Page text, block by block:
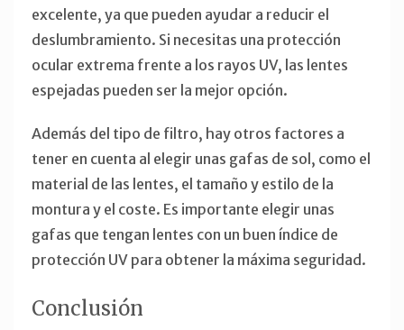
excelente, ya que pueden ayudar a reducir el
deslumbramiento. Si necesitas una protección
ocular extrema frente a los rayos UV, las lentes
espejadas pueden ser la mejor opción.
Además del tipo de filtro, hay otros factores a
tener en cuenta al elegir unas gafas de sol, como el
material de las lentes, el tamaño y estilo de la
montura y el coste. Es importante elegir unas
gafas que tengan lentes con un buen índice de
protección UV para obtener la máxima seguridad.
Conclusión